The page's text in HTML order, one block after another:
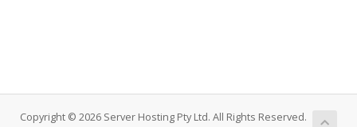
Copyright © 2026 Server Hosting Pty Ltd. All Rights Reserved.